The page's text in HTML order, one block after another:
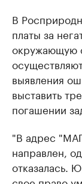
В
платы за
окружающую
выявления
выставить
погашении
"В адрес
направлен,
отказалась.